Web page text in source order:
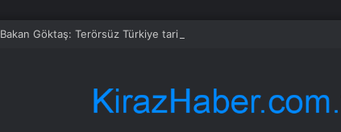
Bakan Göktaş: Terörsüz Türkiye tarihi bir adımdır